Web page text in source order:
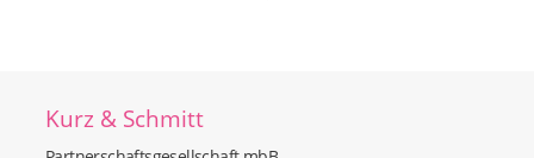
Kurz & Schmitt